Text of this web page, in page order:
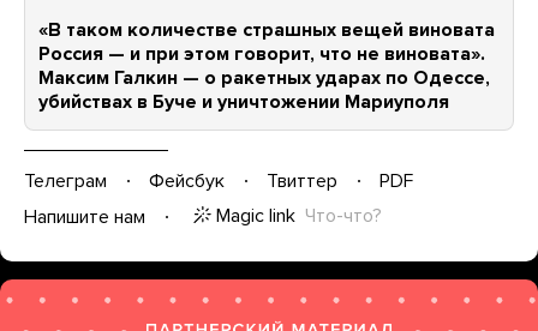
«В таком количестве страшных вещей виновата
Россия — и при этом говорит, что не виновата».
Максим Галкин — о ракетных ударах по Одессе,
убийствах в Буче и уничтожении Мариуполя
Телеграм Фейсбук Твиттер
PDF
Напишите нам
Magic link Что-что?